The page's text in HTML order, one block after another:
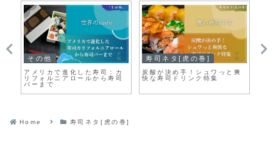
その他
アメリカで進化した寿司：カ
リフォルニアロールから寿司
バーまで
寿司ネタ[虎の巻]
炭酸が決め手！シュワっと爽
快な寿司ドリンク特集
Home 寿司ネタ[虎の巻]